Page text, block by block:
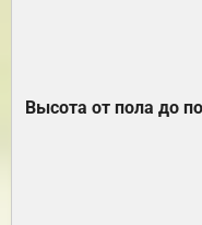
Высота от пола до